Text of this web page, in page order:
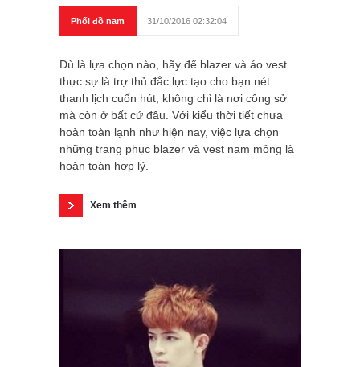
Phối đồ nam 31/10/2016 02:32:04
Dù là lựa chọn nào, hãy để blazer và áo vest
thực sự là trợ thủ đắc lực tạo cho bạn nét
thanh lịch cuốn hút, không chỉ là nơi công sở
mà còn ở bất cứ đâu. Với kiểu thời tiết chưa
hoàn toàn lạnh như hiện nay, việc lựa chọn
những trang phục blazer và vest nam mỏng là
hoàn toàn hợp lý.
Xem thêm